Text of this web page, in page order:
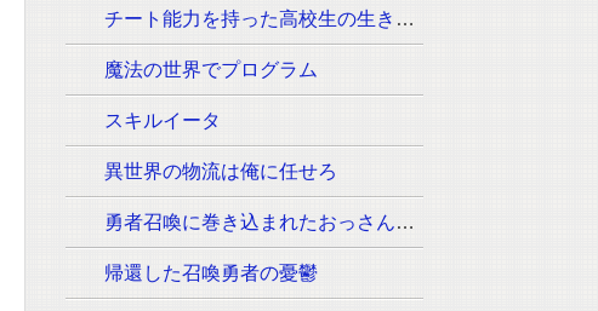
チート能力を持った高校生の生き残りをかけた長く短い七日間
魔法の世界でプログラム
スキルイータ
異世界の物流は俺に任せろ
勇者召喚に巻き込まれたおっさんはウォッシュの魔法（必須:ウィッシュのポーズ）しか使えません。
帰還した召喚勇者の憂鬱